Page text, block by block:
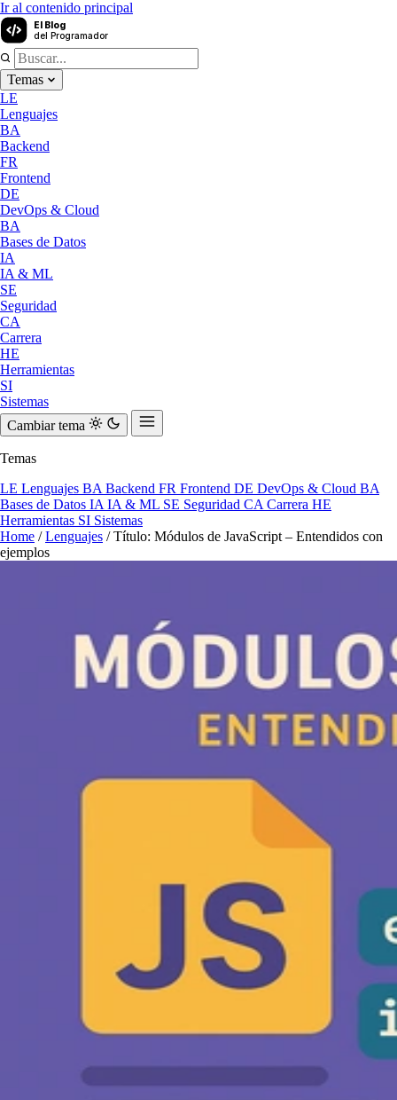
Ir al contenido principal
El Blog
del Programador
Temas
LE
Lenguajes
BA
Backend
FR
Frontend
DE
DevOps & Cloud
BA
Bases de Datos
IA
IA & ML
SE
Seguridad
CA
Carrera
HE
Herramientas
SI
Sistemas
Cambiar tema
Temas
LE Lenguajes BA Backend FR Frontend DE DevOps & Cloud BA
Bases de Datos IA IA & ML SE Seguridad CA Carrera HE
Herramientas SI Sistemas
Home / Lenguajes / Título: Módulos de JavaScript – Entendidos con
ejemplos